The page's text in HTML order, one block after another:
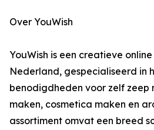
Over YouWish
YouWish is een creatieve
Nederland, gespecialiseerd in
benodigdheden voor zelf zeep
maken, cosmetica maken en
assortiment omvat een breed